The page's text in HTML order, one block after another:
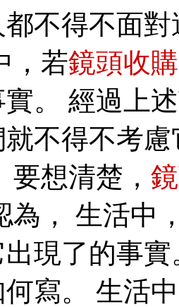
得不面對
，若鏡頭收購
。 經過上
不得不考
想清楚，
為， 生活中
現了的事實
寫。 生活